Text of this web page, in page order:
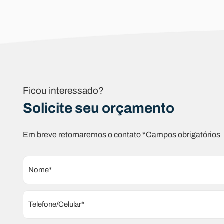
Ficou interessado?
Solicite seu orçamento
Em breve retornaremos o contato *Campos obrigatórios
Nome*
Telefone/Celular*